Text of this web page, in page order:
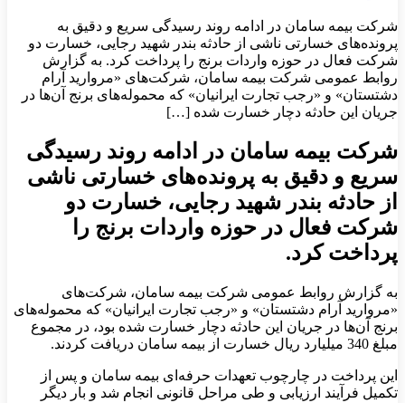
شرکت بیمه سامان در ادامه روند رسیدگی سریع و دقیق به
پرونده‌های خسارتی ناشی از حادثه بندر شهید رجایی، خسارت دو
شرکت فعال در حوزه واردات برنج را پرداخت کرد. به گزارش
روابط عمومی شرکت بیمه سامان، شرکت‌های «مروارید آرام
دشتستان» و «رجب تجارت ایرانیان» که محموله‌های برنج آن‌ها در
جریان این حادثه دچار خسارت شده […]
شرکت بیمه سامان در ادامه روند رسیدگی
سریع و دقیق به پرونده‌های خسارتی ناشی
از حادثه بندر شهید رجایی، خسارت دو
شرکت فعال در حوزه واردات برنج را
پرداخت کرد.
به گزارش روابط عمومی شرکت بیمه سامان، شرکت‌های
«مروارید آرام دشتستان» و «رجب تجارت ایرانیان» که محموله‌های
برنج آن‌ها در جریان این حادثه دچار خسارت شده بود، در مجموع
مبلغ 340 میلیارد ریال خسارت از بیمه سامان دریافت کردند.
این پرداخت در چارچوب تعهدات حرفه‌ای بیمه سامان و پس از
تکمیل فرآیند ارزیابی و طی مراحل قانونی انجام شد و بار دیگر